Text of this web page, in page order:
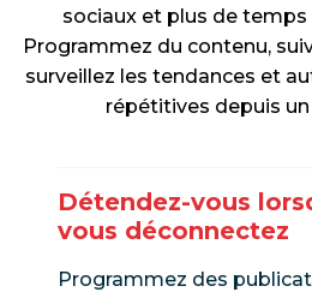
sociaux et plus de temps
Programmez du contenu,
surveillez les tendances et
répétitives depuis
Détendez-vous
vous déconnectez
Programmez des